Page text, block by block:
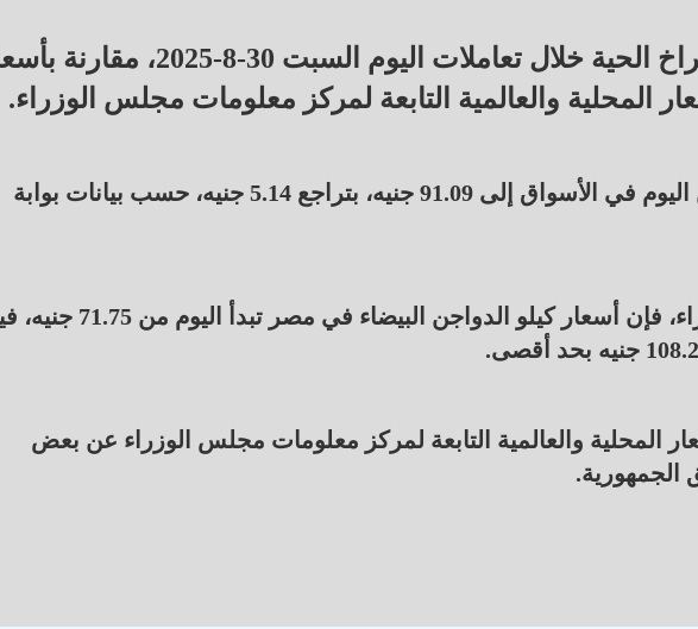
انخفض متوسط أسعار الفراخ الحية خلال تعاملات اليوم السبت 30-8-2025،
المحلية والعالمية التابعة لمركز معلومات مجلس الوزراء.
ووصل متوسط سعر كيلو الدواجن اليوم في الأسواق إلى 91.09 جنيه، بتراجع 5.14 جنيه، حسب بيانات بوابة
وبحسب بوابة أسعار مجلس الوزراء، فإن أسعار كيلو الدواجن البيضاء في مصر
المحلية والعالمية التابعة لمركز معلومات مجلس الوزراء عن بعض